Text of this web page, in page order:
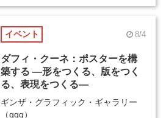
イベント 8/4
ダフィ・クーネ：ポスターを構
築する ―形をつくる、版をつく
る、表現をつくる―
ギンザ・グラフィック・ギャラリー
（ggg）